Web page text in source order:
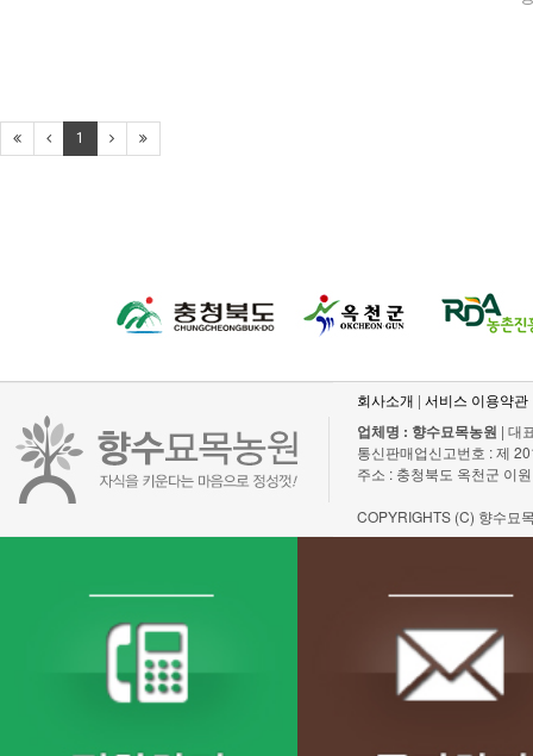
1
회사소개 | 서비스 이용약관
업체명 : 향수묘목농원 | 대
통신판매업신고번호 : 제
주소 : 충청북도 옥천군 이
COPYRIGHTS (C) 향수묘